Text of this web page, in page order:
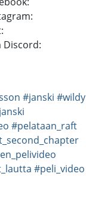
#janski #wildy
#pelataan_raft
#peli_video